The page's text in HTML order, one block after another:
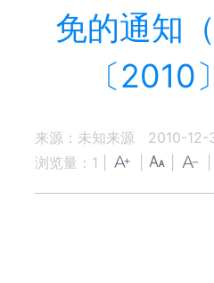
免的通知
〔2010
来源：未知来源
2010-12-
浏览量： 1